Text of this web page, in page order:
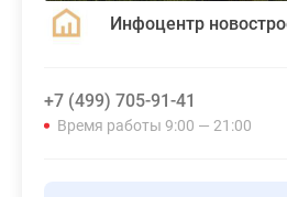
Инфоцентр
+7 (499) 705-91-41
Время работы 9:00 — 21:00